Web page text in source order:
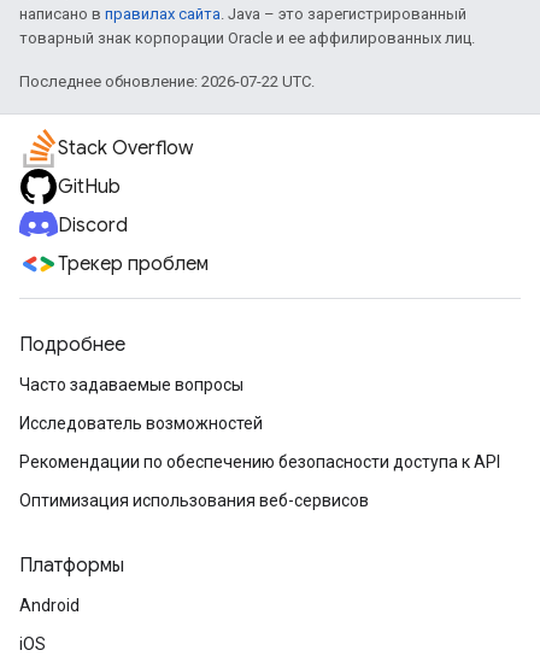
написано в правилах сайта. Java – это зарегистрированный
товарный знак корпорации Oracle и ее аффилированных лиц.
Последнее обновление: 2026-07-22 UTC.
Stack Overflow
GitHub
Discord
Трекер проблем
Подробнее
Часто задаваемые вопросы
Исследователь возможностей
Рекомендации по обеспечению безопасности доступа к API
Оптимизация использования веб-сервисов
Платформы
Android
iOS